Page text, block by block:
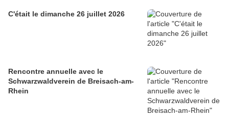
C'était le dimanche 26 juillet 2026
Rencontre annuelle avec le
Schwarzwaldverein de Breisach-am-
Rhein